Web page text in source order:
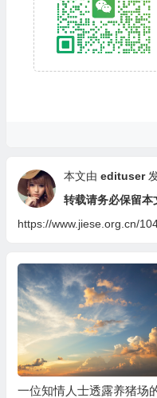
本文由 edituser
转载请务必保留本
https://www.jiese.org.cn/
一位知情人士透露养猪场